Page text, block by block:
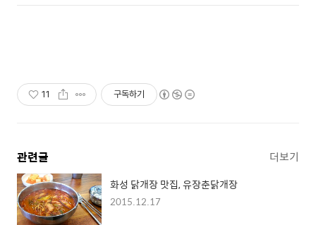
11 구독하기
관련글 더보기
화성 닭개장 맛집, 유장춘닭개장
2015.12.17